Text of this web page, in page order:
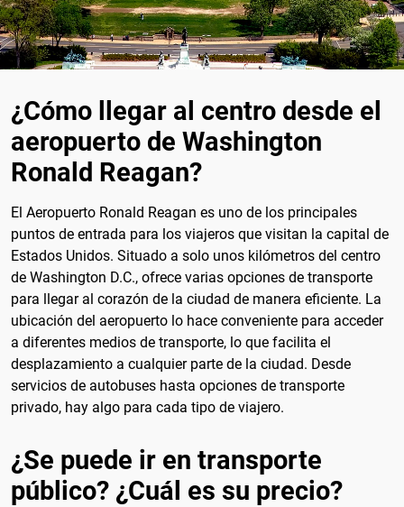
¿Cómo llegar al centro desde el
aeropuerto de Washington
Ronald Reagan?
El Aeropuerto Ronald Reagan es uno de los principales
puntos de entrada para los viajeros que visitan la capital de
Estados Unidos. Situado a solo unos kilómetros del centro
de Washington D.C., ofrece varias opciones de transporte
para llegar al corazón de la ciudad de manera eficiente. La
ubicación del aeropuerto lo hace conveniente para acceder
a diferentes medios de transporte, lo que facilita el
desplazamiento a cualquier parte de la ciudad. Desde
servicios de autobuses hasta opciones de transporte
privado, hay algo para cada tipo de viajero.
¿Se puede ir en transporte
público? ¿Cuál es su precio?